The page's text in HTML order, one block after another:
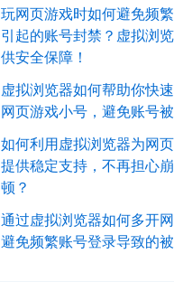
玩网页游戏时如何避免频
引起的账号封禁？虚拟浏
供安全保障！
虚拟浏览器如何帮助你快
网页游戏小号，避免账号
如何利用虚拟浏览器为网
提供稳定支持，不再担心
顿？
通过虚拟浏览器如何多开网
避免频繁账号登录导致的